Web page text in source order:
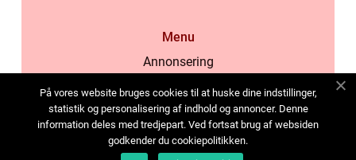
Menu
Annonsering
Cookies
Kontakta oss
Sitemap
På vores website bruges cookies til at huske dine indstillinger,
statistik og personalisering af indhold og annoncer. Denne
information deles med tredjepart. Ved fortsat brug af websiden
godkender du cookiepolitikken.